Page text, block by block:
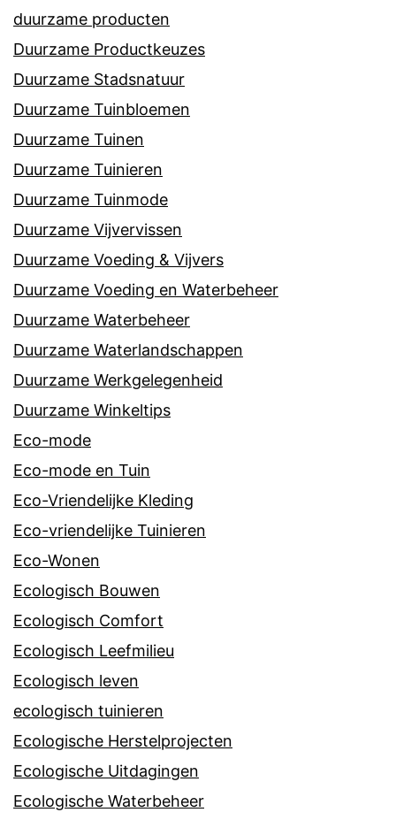
duurzame producten
Duurzame Productkeuzes
Duurzame Stadsnatuur
Duurzame Tuinbloemen
Duurzame Tuinen
Duurzame Tuinieren
Duurzame Tuinmode
Duurzame Vijvervissen
Duurzame Voeding & Vijvers
Duurzame Voeding en Waterbeheer
Duurzame Waterbeheer
Duurzame Waterlandschappen
Duurzame Werkgelegenheid
Duurzame Winkeltips
Eco-mode
Eco-mode en Tuin
Eco-Vriendelijke Kleding
Eco-vriendelijke Tuinieren
Eco-Wonen
Ecologisch Bouwen
Ecologisch Comfort
Ecologisch Leefmilieu
Ecologisch leven
ecologisch tuinieren
Ecologische Herstelprojecten
Ecologische Uitdagingen
Ecologische Waterbeheer